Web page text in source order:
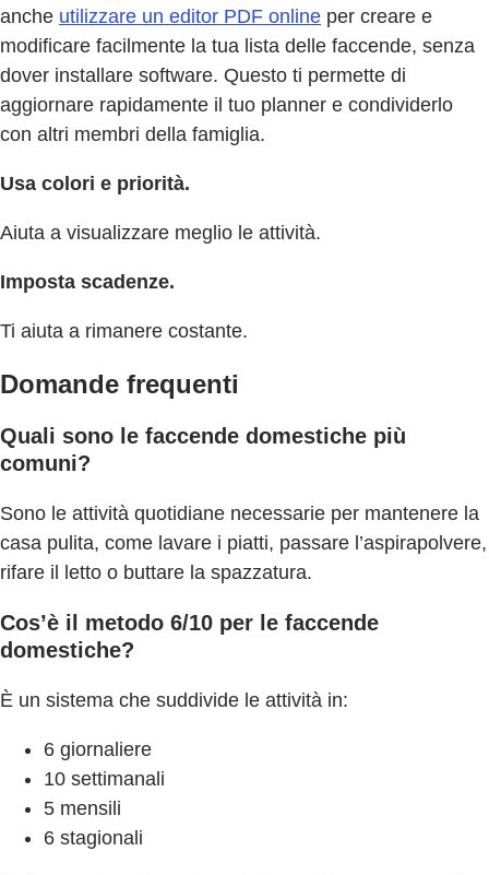
anche utilizzare un editor PDF online per creare e
modificare facilmente la tua lista delle faccende, senza
dover installare software. Questo ti permette di
aggiornare rapidamente il tuo planner e condividerlo
con altri membri della famiglia.
Usa colori e priorità.
Aiuta a visualizzare meglio le attività.
Imposta scadenze.
Ti aiuta a rimanere costante.
Domande frequenti
Quali sono le faccende domestiche più
comuni?
Sono le attività quotidiane necessarie per mantenere la
casa pulita, come lavare i piatti, passare l’aspirapolvere,
rifare il letto o buttare la spazzatura.
Cos’è il metodo 6/10 per le faccende
domestiche?
È un sistema che suddivide le attività in:
6 giornaliere
10 settimanali
5 mensili
6 stagionali